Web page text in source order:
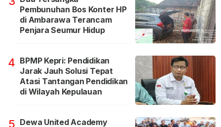
Pembunuhan Bos Konter HP
di Ambarawa Terancam
Penjara Seumur Hidup
4 BPMP Kepri: Pendidikan
Jarak Jauh Solusi Tepat
Atasi Tantangan Pendidikan
di Wilayah Kepulauan
5 Dewa United Academy